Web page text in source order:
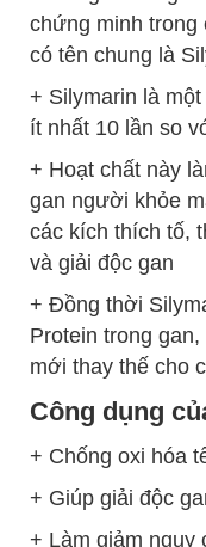
chứng minh trong
có tên chung là
+ Silymarin là
ít nhất 10 lần so
+ Hoạt chất này
gan người khỏe
các kích thích tố,
và giải độc gan
+ Đồng thời
Protein trong
mới thay thế cho
Công dụng
+ Chống oxi hóa
+ Giúp giải độc
+ Làm giảm nguy